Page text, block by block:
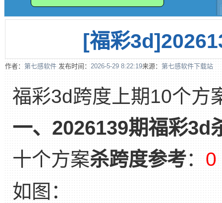
[福彩
作者： 第七感软件发布时间： 2026-5-29 8:22:19来源：第七感软件下载站
福彩3d跨度上期10个方
一、2026139期福彩3d
十个方案杀跨度参考：0
如图：